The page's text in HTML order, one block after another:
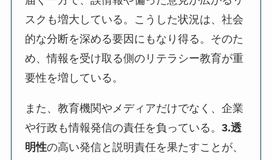
スクも増大している。こうした状況は、社会
的な分断を深める要因にもなり得る。そのた
め、情報を受け取る側のリテラシー教育が重
要性を増している。
また、教育機関やメディアだけでなく、企業
や行政も情報発信の責任を負っている。3.透
明性の高い発信と説明責任を果たすことが、